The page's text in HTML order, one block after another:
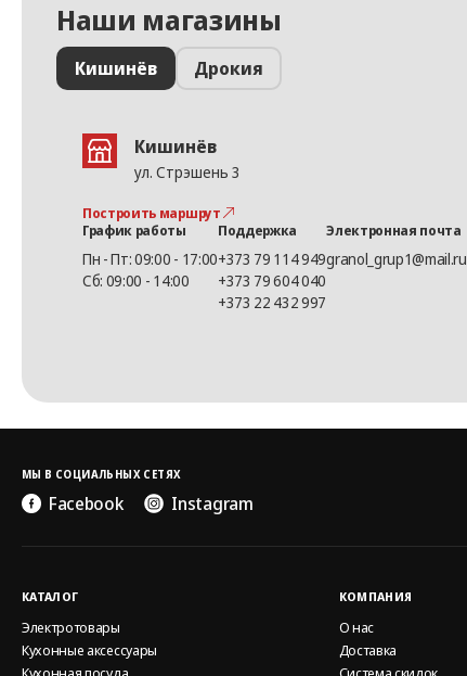
Наши магазины
Кишинёв Дрокия
Кишинёв
ул. Стрэшень 3
Построить маршрут
График работы
Пн - Пт: 09:00 - 17:00
Сб: 09:00 - 14:00
Поддержка
+373 79 114 949
+373 79 604 040
+373 22 432 997
Электронная почта
granol_grup1@mail.ru
МЫ В СОЦИАЛЬНЫХ СЕТЯХ
Facebook Instagram
КАТАЛОГ
Электротовары
Кухонные аксессуары
КОМПАНИЯ
О нас
Доставка